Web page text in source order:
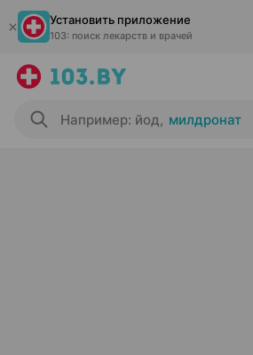
Установить приложение
103: поиск лекарств и врачей
Например: йод, милдронат